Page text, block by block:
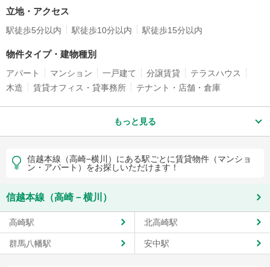
立地・アクセス
駅徒歩5分以内 駅徒歩10分以内 駅徒歩15分以内
物件タイプ・建物種別
アパート マンション 一戸建て 分譲賃貸
テラスハウス
木造
賃貸オフィス・貸事務所 テナント・店舗・倉庫
もっと見る
信越本線（高崎−横川）にある駅ごとに賃貸物件（マンショ
ン・アパート）をお探しいただけます！
信越本線（高崎－横川）
高崎駅 北高崎駅
群馬八幡駅 安中駅